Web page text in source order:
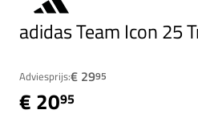
adidas Team Icon 25
Adviesprijs:€ 2995
€ 2095